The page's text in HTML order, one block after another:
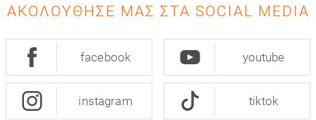
ΑΚΟΛΟΎΘΗΣΈ ΜΑΣ ΣΤΑ SOCIAL MEDIA
facebook youtube
instagram tiktok